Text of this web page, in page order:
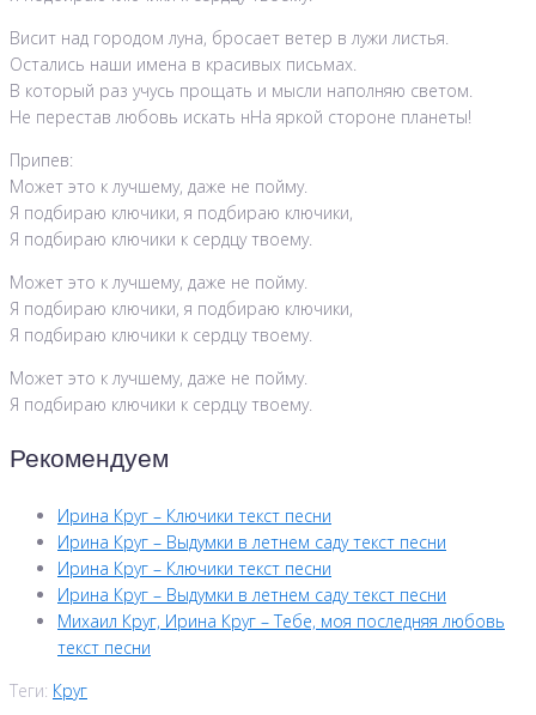
Висит над городом луна, бросает ветер в лужи листья.
Остались наши имена в красивых письмах.
В который раз учусь прощать и мысли наполняю светом.
Не перестав любовь искать нНа яркой стороне планеты!
Припев:
Может это к лучшему, даже не пойму.
Я подбираю ключики, я подбираю ключики,
Я подбираю ключики к сердцу твоему.
Может это к лучшему, даже не пойму.
Я подбираю ключики, я подбираю ключики,
Я подбираю ключики к сердцу твоему.
Может это к лучшему, даже не пойму.
Я подбираю ключики к сердцу твоему.
Рекомендуем
Ирина Круг – Ключики текст песни
Ирина Круг – Выдумки в летнем саду текст песни
Ирина Круг – Ключики текст песни
Ирина Круг – Выдумки в летнем саду текст песни
Михаил Круг, Ирина Круг – Тебе, моя последняя любовь
текст песни
Теги: Круг